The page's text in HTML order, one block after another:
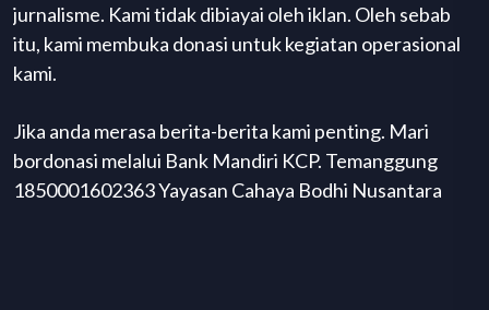
jurnalisme. Kami tidak dibiayai oleh iklan. Oleh sebab
itu, kami membuka donasi untuk kegiatan operasional
kami.
Jika anda merasa berita-berita kami penting. Mari
bordonasi melalui Bank Mandiri KCP. Temanggung
1850001602363 Yayasan Cahaya Bodhi Nusantara